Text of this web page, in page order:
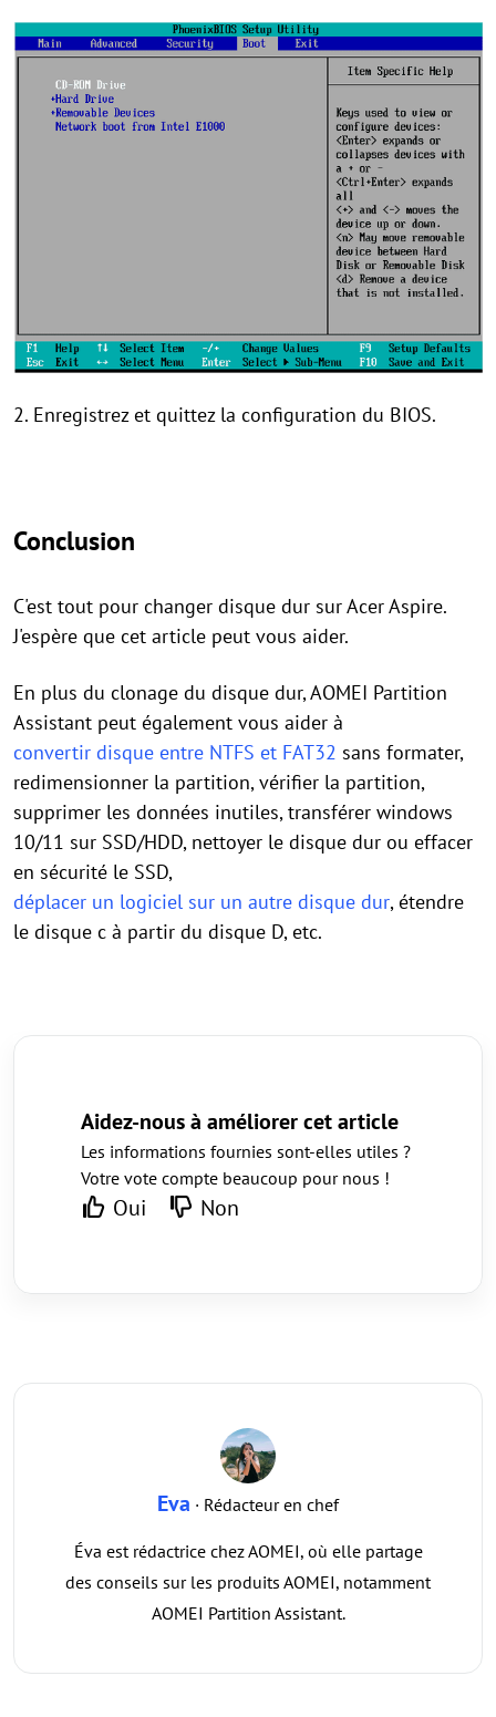
2. Enregistrez et quittez la configuration du BIOS.
Conclusion
C'est tout pour changer disque dur sur Acer Aspire.
J'espère que cet article peut vous aider.
En plus du clonage du disque dur, AOMEI Partition
Assistant peut également vous aider à
convertir disque entre NTFS et FAT32 sans formater,
redimensionner la partition, vérifier la partition,
supprimer les données inutiles, transférer windows
10/11 sur SSD/HDD, nettoyer le disque dur ou effacer
en sécurité le SSD,
déplacer un logiciel sur un autre disque dur, étendre
le disque c à partir du disque D, etc.
Aidez-nous à améliorer cet article
Les informations fournies sont-elles utiles ?
Votre vote compte beaucoup pour nous !
Oui Non
Eva · Rédacteur en chef
Éva est rédactrice chez AOMEI, où elle partage
des conseils sur les produits AOMEI, notamment
AOMEI Partition Assistant.